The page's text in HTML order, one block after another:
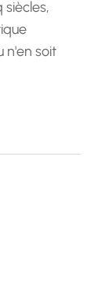
siècles,
n'en soit